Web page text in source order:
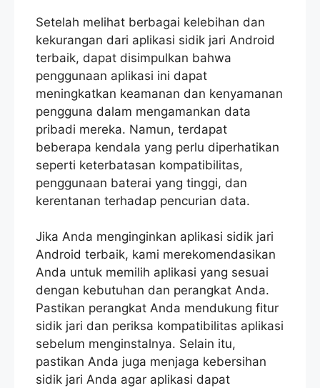
Setelah melihat berbagai kelebihan dan
kekurangan dari aplikasi sidik jari Android
terbaik, dapat disimpulkan bahwa
penggunaan aplikasi ini dapat
meningkatkan keamanan dan kenyamanan
pengguna dalam mengamankan data
pribadi mereka. Namun, terdapat
beberapa kendala yang perlu diperhatikan
seperti keterbatasan kompatibilitas,
penggunaan baterai yang tinggi, dan
kerentanan terhadap pencurian data.
Jika Anda menginginkan aplikasi sidik jari
Android terbaik, kami merekomendasikan
Anda untuk memilih aplikasi yang sesuai
dengan kebutuhan dan perangkat Anda.
Pastikan perangkat Anda mendukung fitur
sidik jari dan periksa kompatibilitas aplikasi
sebelum menginstalnya. Selain itu,
pastikan Anda juga menjaga kebersihan
sidik jari Anda agar aplikasi dapat